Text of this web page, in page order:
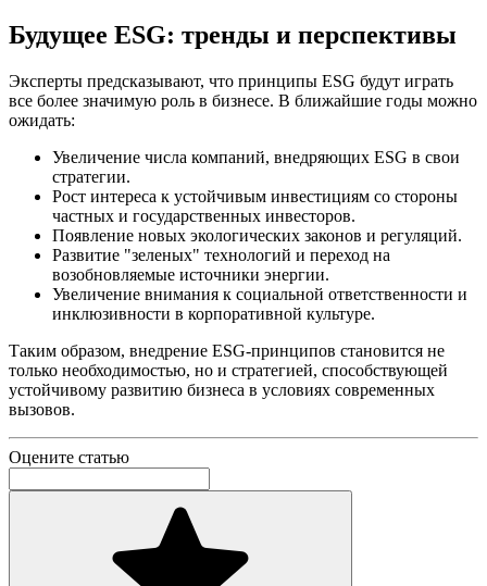
Будущее ESG: тренды и перспективы
Эксперты предсказывают, что принципы ESG будут играть
все более значимую роль в бизнесе. В ближайшие годы можно
ожидать:
Увеличение числа компаний, внедряющих ESG в свои
стратегии.
Рост интереса к устойчивым инвестициям со стороны
частных и государственных инвесторов.
Появление новых экологических законов и регуляций.
Развитие "зеленых" технологий и переход на
возобновляемые источники энергии.
Увеличение внимания к социальной ответственности и
инклюзивности в корпоративной культуре.
Таким образом, внедрение ESG-принципов становится не
только необходимостью, но и стратегией, способствующей
устойчивому развитию бизнеса в условиях современных
вызовов.
Оцените статью